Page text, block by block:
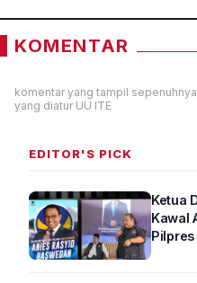
KOMENTAR
komentar yang tampil
yang diatur UU ITE
EDITOR'S PICK
Ketua
Kawal
Pilpres